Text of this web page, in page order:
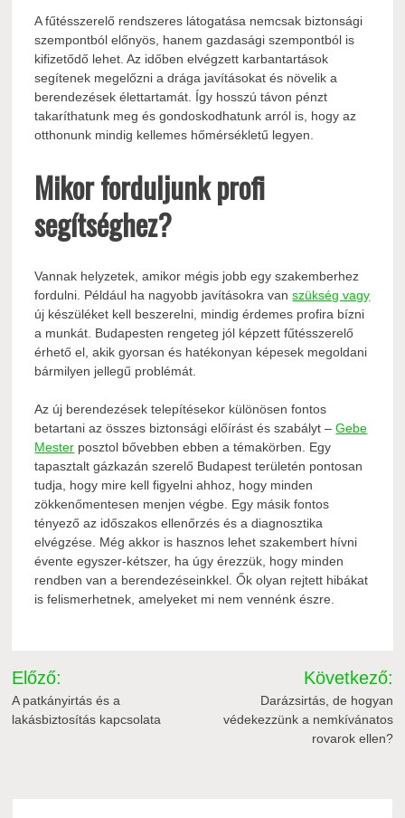
A fűtésszerelő rendszeres látogatása nemcsak biztonsági
szempontból előnyös, hanem gazdasági szempontból is
kifizetődő lehet. Az időben elvégzett karbantartások
segítenek megelőzni a drága javításokat és növelik a
berendezések élettartamát. Így hosszú távon pénzt
takaríthatunk meg és gondoskodhatunk arról is, hogy az
otthonunk mindig kellemes hőmérsékletű legyen.
Mikor forduljunk profi
segítséghez?
Vannak helyzetek, amikor mégis jobb egy szakemberhez
fordulni. Például ha nagyobb javításokra vanszükség vagy
új készüléket kell beszerelni, mindig érdemes profira bízni
a munkát. Budapesten rengeteg jól képzett fűtésszerelő
érhető el, akik gyorsan és hatékonyan képesek megoldani
bármilyen jellegű problémát.
Az új berendezések telepítésekor különösen fontos
betartani az összes biztonsági előírást és szabályt –Gebe
Mester posztol bővebben ebben a témakörben. Egy
tapasztalt gázkazán szerelő Budapest területén pontosan
tudja, hogy mire kell figyelni ahhoz, hogy minden
zökkenőmentesen menjen végbe. Egy másik fontos
tényező az időszakos ellenőrzés és a diagnosztika
elvégzése. Még akkor is hasznos lehet szakembert hívni
évente egyszer-kétszer, ha úgy érezzük, hogy minden
rendben van a berendezéseinkkel. Ők olyan rejtett hibákat
is felismerhetnek, amelyeket mi nem vennénk észre.
Bejegyzés
navigáció
Előző:
A patkányirtás és a
lakásbiztosítás kapcsolata
Következő:
Darázsirtás, de hogyan
védekezzünk a nemkívánatos
rovarok ellen?